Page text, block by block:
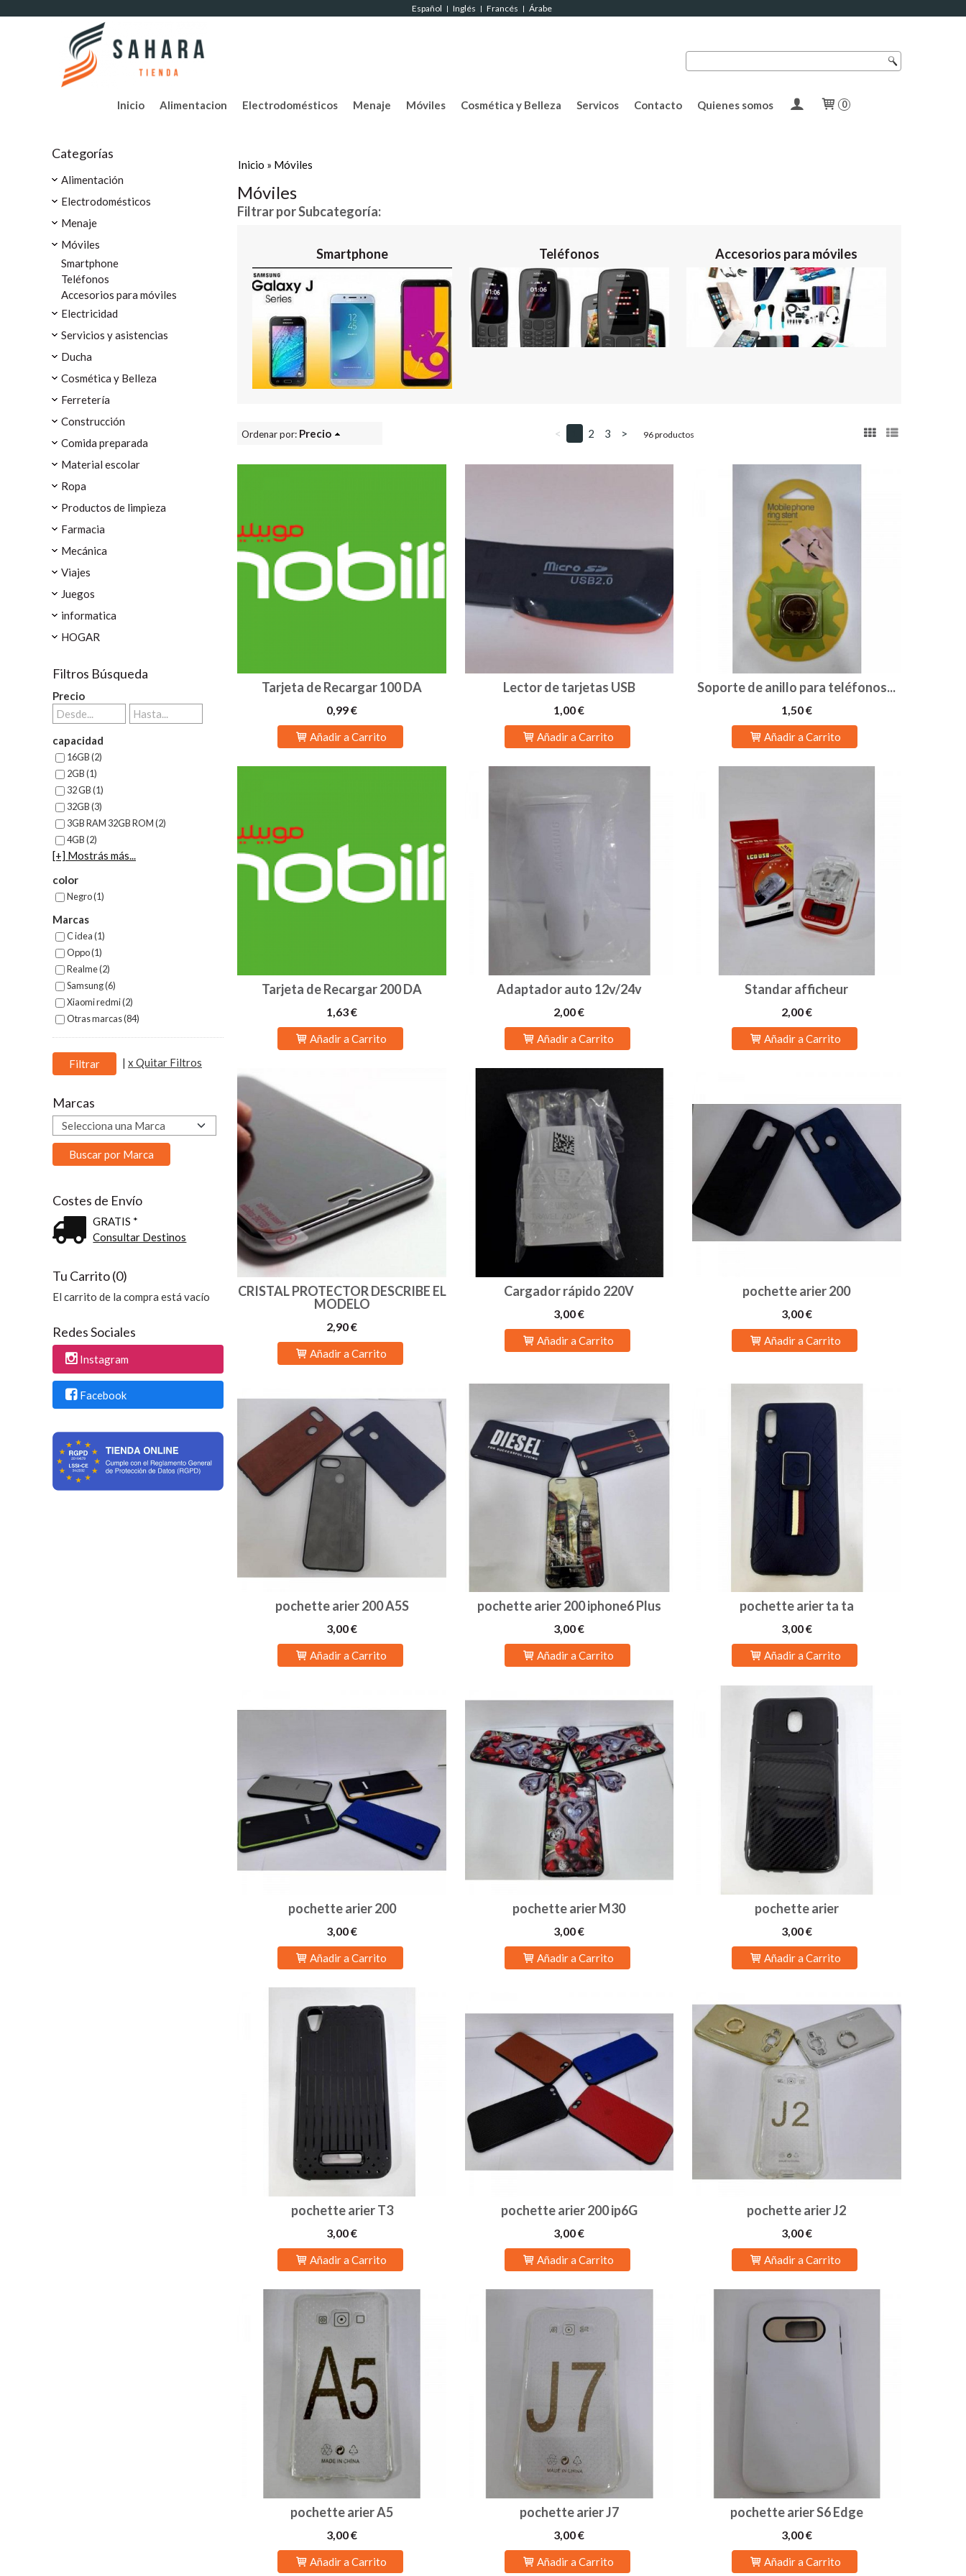
Español | Inglés | Francés | Árabe
Inicio Alimentacion Electrodomésticos Menaje Móviles Cosmética y Belleza Servicos Contacto Quienes somos 0
Categorías
Alimentación
Electrodomésticos
Menaje
Móviles
Smartphone
Teléfonos
Accesorios para móviles
Electricidad
Servicios y asistencias
Ducha
Cosmética y Belleza
Ferretería
Construcción
Comida preparada
Material escolar
Ropa
Productos de limpieza
Farmacia
Mecánica
Viajes
Juegos
informatica
HOGAR
Filtros Búsqueda
Precio
capacidad
16GB (2)
2GB (1)
32 GB (1)
32GB (3)
3GB RAM 32GB ROM (2)
4GB (2)
[+] Mostrás más...
color
Negro (1)
Marcas
C idea (1)
Oppo (1)
Realme (2)
Samsung (6)
Xiaomi redmi (2)
Otras marcas (84)
| x Quitar Filtros
Marcas
Costes de Envío
GRATIS *
Consultar Destinos
Tu Carrito (0)
El carrito de la compra está vacío
Redes Sociales
Instagram
Facebook
Inicio » Móviles
Móviles
Filtrar por Subcategoría:
Smartphone Teléfonos Accesorios para móviles
Ordenar por: Precio < 2 3 > 96 productos
Tarjeta de Recargar 100 DA
0,99 €
Añadir a Carrito
Lector de tarjetas USB
1,00 €
Añadir a Carrito
Soporte de anillo para teléfonos...
1,50 €
Añadir a Carrito
Tarjeta de Recargar 200 DA
1,63 €
Añadir a Carrito
Adaptador auto 12v/24v
2,00 €
Añadir a Carrito
Standar afficheur
2,00 €
Añadir a Carrito
CRISTAL PROTECTOR DESCRIBE EL
MODELO
2,90 €
Añadir a Carrito
Cargador rápido 220V
3,00 €
Añadir a Carrito
pochette arier 200
3,00 €
Añadir a Carrito
pochette arier 200 A5S
3,00 €
Añadir a Carrito
pochette arier 200 iphone6 Plus
3,00 €
Añadir a Carrito
pochette arier ta ta
3,00 €
Añadir a Carrito
pochette arier 200
3,00 €
Añadir a Carrito
pochette arier M30
3,00 €
Añadir a Carrito
pochette arier
3,00 €
Añadir a Carrito
pochette arier T3
3,00 €
Añadir a Carrito
pochette arier 200 ip6G
3,00 €
Añadir a Carrito
pochette arier J2
3,00 €
Añadir a Carrito
pochette arier A5
3,00 €
Añadir a Carrito
pochette arier J7
3,00 €
Añadir a Carrito
pochette arier S6 Edge
3,00 €
Añadir a Carrito